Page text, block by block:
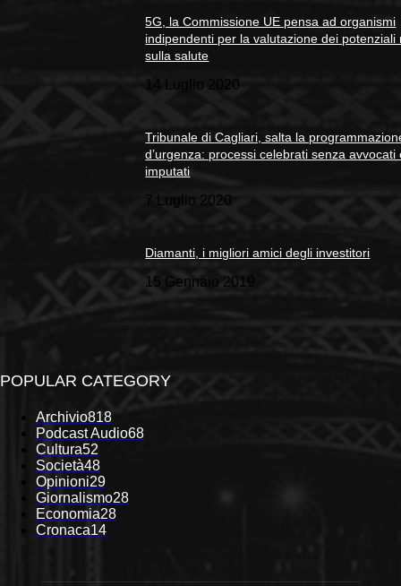
5G, la Commissione UE pensa ad organismi
indipendenti per la valutazione dei potenziali
sulla salute
14 Luglio 2020
Tribunale di Cagliari, salta la
d’urgenza: processi celebrati senza avvocati
imputati
7 Luglio 2020
Diamanti, i migliori amici degli investitori
15 Gennaio 2019
POPULAR CATEGORY
Archivio818
Podcast Audio68
Cultura52
Società48
Opinioni29
Giornalismo28
Economia28
Cronaca14